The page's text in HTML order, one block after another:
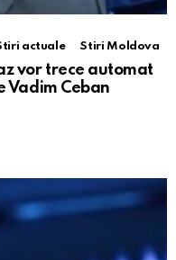
actuale Stiri Moldova
vor trece automat
Vadim Ceban